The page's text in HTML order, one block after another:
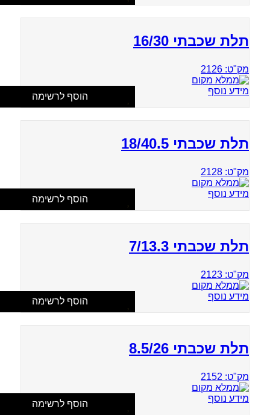
תלת שכבתי 16/30
מק"ט: 2126
מידע נוסף
הוסף לרשימה
תלת שכבתי 18/40.5
מק"ט: 2128
מידע נוסף
הוסף לרשימה
תלת שכבתי 7/13.3
מק"ט: 2123
מידע נוסף
הוסף לרשימה
תלת שכבתי 8.5/26
מק"ט: 2152
מידע נוסף
הוסף לרשימה